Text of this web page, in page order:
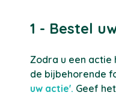
1 - Bestel
Zodra u een actie
de bijbehorende
uw actie'. Geef